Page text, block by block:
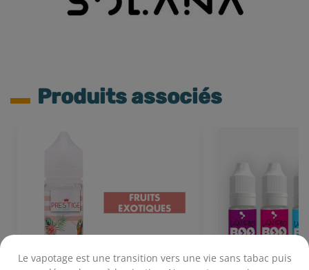
Le vapotage est une transition vers une vie sans tabac puis
Produits associés